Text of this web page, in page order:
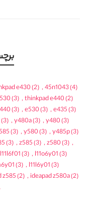
45n1043(4)
,
e430(2)
thinkpad e440(2)
,
(3)
e435(3)
,
e530(3)
,
(3)
y480(3)
,
y480a(3)
,
(3)
y485p(3)
,
y580(3)
,
(3)
,
z580(3)
,
z585(3)
,
(3)
l11o6y01(3)
,
l11l6f01(3)
l11l6y01(3)
,
(3)
ideapad z580a(2)
,
z585(2)